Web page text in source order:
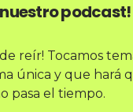
nuestro podcast!
de reír! Tocamos
única y que hará
pasa el tiempo.